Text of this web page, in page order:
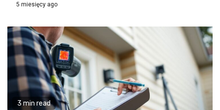
5 miesięcy ago
3 min read